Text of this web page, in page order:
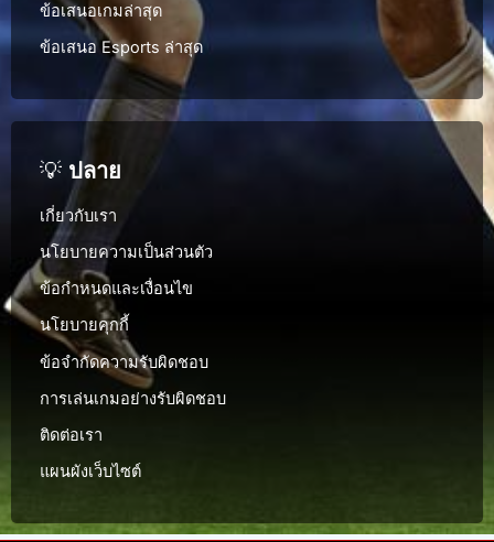
ข้อเสนอเกมล่าสุด
ข้อเสนอ Esports ล่าสุด
💡 ปลาย
เกี่ยวกับเรา
นโยบายความเป็นส่วนตัว
ข้อกำหนดและเงื่อนไข
นโยบายคุกกี้
ข้อจำกัดความรับผิดชอบ
การเล่นเกมอย่างรับผิดชอบ
ติดต่อเรา
แผนผังเว็บไซต์